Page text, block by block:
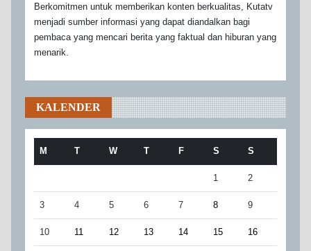
Berkomitmen untuk memberikan konten berkualitas, Kutatv
menjadi sumber informasi yang dapat diandalkan bagi
pembaca yang mencari berita yang faktual dan hiburan yang
menarik.
KALENDER
M T W T F S S
1 2
3 4 5 6 7 8 9
10 11 12 13 14 15 16